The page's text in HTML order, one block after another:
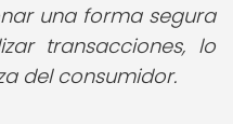
una forma segura
transacciones, lo
del consumidor.